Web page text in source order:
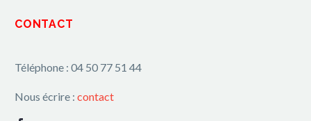
CONTACT
Téléphone : 04 50 77 51 44
Nous écrire : contact